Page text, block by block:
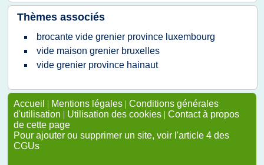
Thèmes associés
brocante vide grenier province luxembourg
vide maison grenier bruxelles
vide grenier province hainaut
Accueil | Mentions légales | Conditions générales
d'utilisation | Utilisation des cookies | Contact à propos
de cette page
Pour ajouter ou supprimer un site, voir l'article 4 des
CGUs